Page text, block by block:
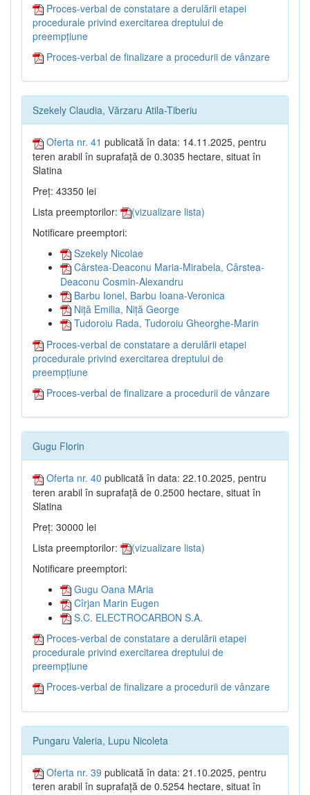
Proces-verbal de constatare a derulării etapei
procedurale privind exercitarea dreptului de
preempțiune
Proces-verbal de finalizare a procedurii de vânzare
Szekely Claudia, Vărzaru Atila-Tiberiu
Oferta nr. 41 publicată în data: 14.11.2025, pentru
teren arabil în suprafață de 0.3035 hectare, situat în
Slatina
Preț: 43350 lei
Lista preemptorilor:
(vizualizare lista)
Notificare preemptori:
Szekely Nicolae
Cârstea-Deaconu Maria-Mirabela, Cârstea-
Deaconu Cosmin-Alexandru
Barbu Ionel, Barbu Ioana-Veronica
Niță Emilia, Niță George
Tudoroiu Rada, Tudoroiu Gheorghe-Marin
Proces-verbal de constatare a derulării etapei
procedurale privind exercitarea dreptului de
preempțiune
Proces-verbal de finalizare a procedurii de vânzare
Gugu Florin
Oferta nr. 40 publicată în data: 22.10.2025, pentru
teren arabil în suprafață de 0.2500 hectare, situat în
Slatina
Preț: 30000 lei
Lista preemptorilor:
(vizualizare lista)
Notificare preemptori:
Gugu Oana MAria
Cîrjan Marin Eugen
S.C. ELECTROCARBON S.A.
Proces-verbal de constatare a derulării etapei
procedurale privind exercitarea dreptului de
preempțiune
Proces-verbal de finalizare a procedurii de vânzare
Pungaru Valeria, Lupu Nicoleta
Oferta nr. 39 publicată în data: 21.10.2025, pentru
teren arabil în suprafață de 0.5254 hectare, situat în